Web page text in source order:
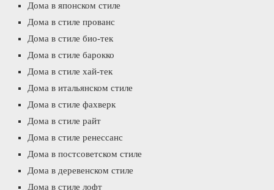
Дома в японском стиле
Дома в стиле прованс
Дома в стиле био-тек
Дома в стиле барокко
Дома в стиле хай-тек
Дома в итальянском стиле
Дома в стиле фахверк
Дома в стиле райт
Дома в стиле ренессанс
Дома в постсоветском стиле
Дома в деревенском стиле
Дома в стиле лофт